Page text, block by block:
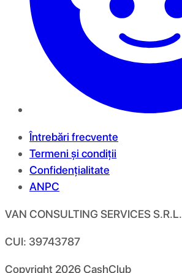
Întrebări frecvente
Termeni și condiții
Confidențialitate
ANPC
VAN CONSULTING SERVICES S.R.L.
CUI: 39743787
Copyright 2026CashClub